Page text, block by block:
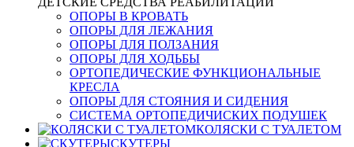
ОПОРЫ В КРОВАТЬ
ОПОРЫ ДЛЯ ЛЕЖАНИЯ
ОПОРЫ ДЛЯ ПОЛЗАНИЯ
ОПОРЫ ДЛЯ ХОДЬБЫ
ОРТОПЕДИЧЕСКИЕ ФУНКЦИОНАЛЬНЫЕ
КРЕСЛА
ОПОРЫ ДЛЯ СТОЯНИЯ И СИДЕНИЯ
СИСТЕМА ОРТОПЕДИЧИСКИХ ПОДУШЕК
КОЛЯСКИ С ТУАЛЕТОМ
СКУТЕРЫ